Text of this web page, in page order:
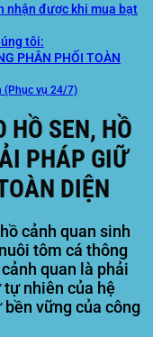
nhận được khi mua bạt
tôi:
PHÂN PHỐI TOÀN
(Phục vụ 24/7)
HỒ SEN, HỒ
PHÁP GIỮ
DIỆN
cảnh quan sinh
tôm cá thông
quan là phải
tự nhiên của hệ
bền vững của công